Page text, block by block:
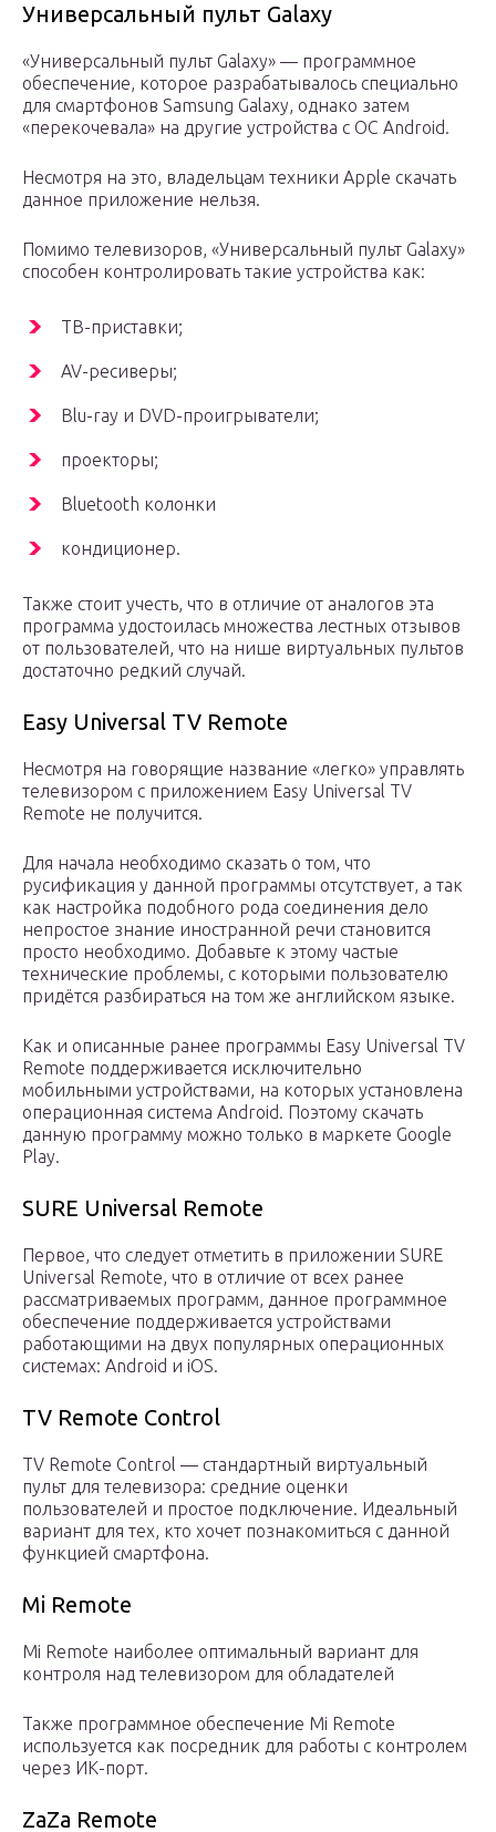
Универсальный пульт Galaxy
«Универсальный пульт Galaxy» — программное
обеспечение, которое разрабатывалось специально
для смартфонов Samsung Galaxy, однако затем
«перекочевала» на другие устройства с ОС Android.
Несмотря на это, владельцам техники Apple скачать
данное приложение нельзя.
Помимо телевизоров, «Универсальный пульт Galaxy»
способен контролировать такие устройства как:
ТВ-приставки;
AV-ресиверы;
Blu-ray и DVD-проигрыватели;
проекторы;
Bluetooth колонки
кондиционер.
Также стоит учесть, что в отличие от аналогов эта
программа удостоилась множества лестных отзывов
от пользователей, что на нише виртуальных пультов
достаточно редкий случай.
Easy Universal TV Remote
Несмотря на говорящие название «легко» управлять
телевизором с приложением Easy Universal TV
Remote не получится.
Для начала необходимо сказать о том, что
русификация у данной программы отсутствует, а так
как настройка подобного рода соединения дело
непростое знание иностранной речи становится
просто необходимо. Добавьте к этому частые
технические проблемы, с которыми пользователю
придётся разбираться на том же английском языке.
Как и описанные ранее программы Easy Universal TV
Remote поддерживается исключительно
мобильными устройствами, на которых установлена
операционная система Android. Поэтому скачать
данную программу можно только в маркете Google
Play.
SURE Universal Remote
Первое, что следует отметить в приложении SURE
Universal Remote, что в отличие от всех ранее
рассматриваемых программ, данное программное
обеспечение поддерживается устройствами
работающими на двух популярных операционных
системах: Android и iOS.
TV Remote Control
TV Remote Control — стандартный виртуальный
пульт для телевизора: средние оценки
пользователей и простое подключение. Идеальный
вариант для тех, кто хочет познакомиться с данной
функцией смартфона.
Mi Remote
Mi Remote наиболее оптимальный вариант для
контроля над телевизором для обладателей
Также программное обеспечение Mi Remote
используется как посредник для работы с контролем
через ИК-порт.
ZaZa Remote